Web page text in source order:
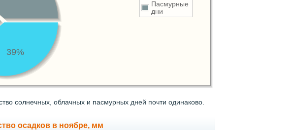
Пасмурные
дни
39%
солнечных, облачных и пасмурных дней почти одинаково.
осадков в ноябре, мм